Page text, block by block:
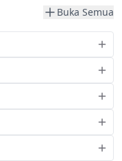
Buka Semua